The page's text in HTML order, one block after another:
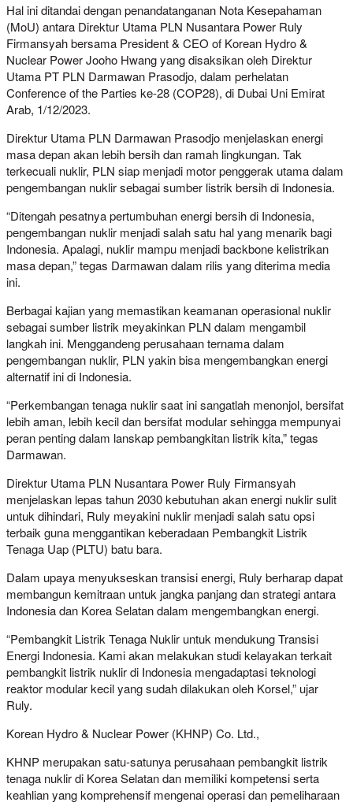
Hal ini ditandai dengan penandatanganan Nota Kesepahaman
(MoU) antara Direktur Utama PLN Nusantara Power Ruly
Firmansyah bersama President & CEO of Korean Hydro &
Nuclear Power Jooho Hwang yang disaksikan oleh Direktur
Utama PT PLN Darmawan Prasodjo, dalam perhelatan
Conference of the Parties ke-28 (COP28), di Dubai Uni Emirat
Arab, 1/12/2023.
Direktur Utama PLN Darmawan Prasodjo menjelaskan energi
masa depan akan lebih bersih dan ramah lingkungan. Tak
terkecuali nuklir, PLN siap menjadi motor penggerak utama dalam
pengembangan nuklir sebagai sumber listrik bersih di Indonesia.
“Ditengah pesatnya pertumbuhan energi bersih di Indonesia,
pengembangan nuklir menjadi salah satu hal yang menarik bagi
Indonesia. Apalagi, nuklir mampu menjadi backbone kelistrikan
masa depan,” tegas Darmawan dalam rilis yang diterima media
ini.
Berbagai kajian yang memastikan keamanan operasional nuklir
sebagai sumber listrik meyakinkan PLN dalam mengambil
langkah ini. Menggandeng perusahaan ternama dalam
pengembangan nuklir, PLN yakin bisa mengembangkan energi
alternatif ini di Indonesia.
“Perkembangan tenaga nuklir saat ini sangatlah menonjol, bersifat
lebih aman, lebih kecil dan bersifat modular sehingga mempunyai
peran penting dalam lanskap pembangkitan listrik kita,” tegas
Darmawan.
Direktur Utama PLN Nusantara Power Ruly Firmansyah
menjelaskan lepas tahun 2030 kebutuhan akan energi nuklir sulit
untuk dihindari, Ruly meyakini nuklir menjadi salah satu opsi
terbaik guna menggantikan keberadaan Pembangkit Listrik
Tenaga Uap (PLTU) batu bara.
Dalam upaya menyukseskan transisi energi, Ruly berharap dapat
membangun kemitraan untuk jangka panjang dan strategi antara
Indonesia dan Korea Selatan dalam mengembangkan energi.
“Pembangkit Listrik Tenaga Nuklir untuk mendukung Transisi
Energi Indonesia. Kami akan melakukan studi kelayakan terkait
pembangkit listrik nuklir di Indonesia mengadaptasi teknologi
reaktor modular kecil yang sudah dilakukan oleh Korsel,” ujar
Ruly.
Korean Hydro & Nuclear Power (KHNP) Co. Ltd.,
KHNP merupakan satu-satunya perusahaan pembangkit listrik
tenaga nuklir di Korea Selatan dan memiliki kompetensi serta
keahlian yang komprehensif mengenai operasi dan pemeliharaan